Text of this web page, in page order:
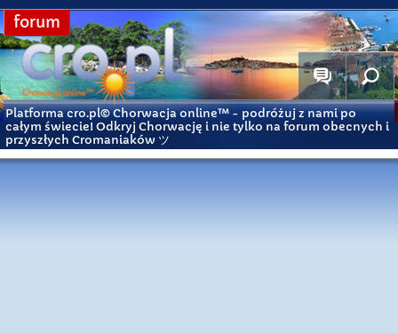
forum
Platforma cro.pl© Chorwacja online™ - podróżuj z nami po
całym świecie! Odkryj Chorwację i nie tylko na forum obecnych i
przyszłych Cromaniaków ツ